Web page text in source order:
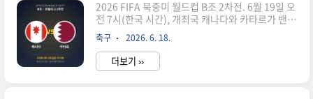
받았습니다. 그러나 곧바로 이강인의 정확한 패스
를 받은 황인범이 동점골을 터뜨렸고, 교체 투입된
오현규가 역전골을 추가하며 2-1 짜릿한 역전승을
완성했습니다. 멕시코는 자국에서 열린 개막전에
서 훌리안 퀴뇨네스의 선..
2026 FIFA 북중미 월드컵 B조 2차전. 6월 19일 오
전 7시(한국 시간), 개최국 캐나다와 카타르가 밴쿠
버에서 맞붙습니다. 두 팀 모두 1차전에서 나란히
무승부를 기록하며 승점 1점씩을 챙겼습니다. 더
놀라운 사실은, 캐나다와 카타르 모두 월드컵 본선
통산 전적에서 단 한 번도 승리를 거둔 적이 없다는
축구 2026. 6. 18.
더보기 ››